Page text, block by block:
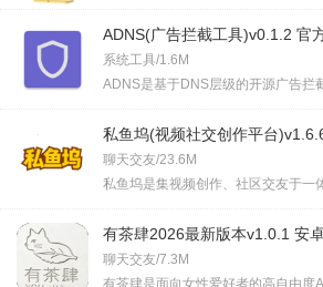
ADNS(广告拦截工具)v0.1.2 官
系统工具/1.6M
ADNS是基于DNS层级的开源广告拦
私鱼坞(视频社交创作平台
聊天交友/23.6M
私鱼坞是集视频创作、社区交友于一
有茶肆2026最新版本v1.0.1 安
聊天交友/7.3M
有茶肆是面向女性爱好者的高自由度